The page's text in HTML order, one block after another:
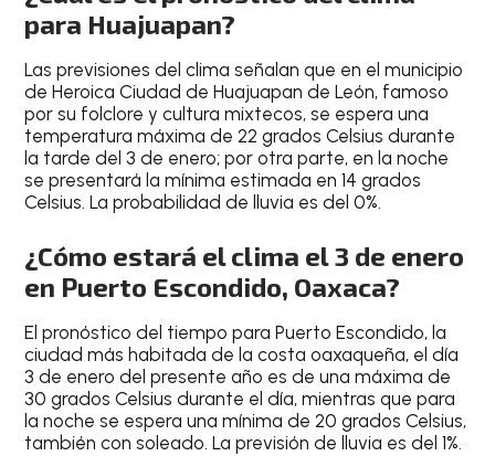
para Huajuapan?
Lasprevisiones del clima señalan que en elmunicipio
de Heroica Ciudad de Huajuapan de León, famoso
por su folclore y cultura mixtecos, se espera una
temperatura máxima de 22 grados Celsius durante
la tarde del 3 de enero; por otra parte, en la noche
se presentará la mínima estimada en14 grados
Celsius. Laprobabilidad de lluvia es del 0%.
¿Cómo estará el clima el 3 de enero
en Puerto Escondido, Oaxaca?
Elpronóstico del tiempo para Puerto Escondido, la
ciudad más habitada de la costa oaxaqueña, el día
3 de enero del presente año es de unamáxima de
30 grados Celsius durante el día, mientras que para
lanoche se espera unamínima de 20 grados Celsius,
también consoleado.La previsión de lluvia es del 1%.